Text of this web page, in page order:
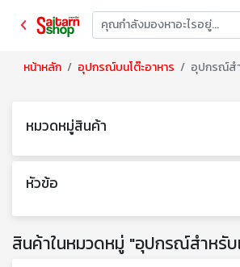
หน้าหลัก อุปกรณ์บนโต๊ะอาหาร อุปกรณ์ส
หมวดหมู่สินค้า
หัวข้อ
สินค้าในหมวดหมู่ "อุปกรณ์สำหรั